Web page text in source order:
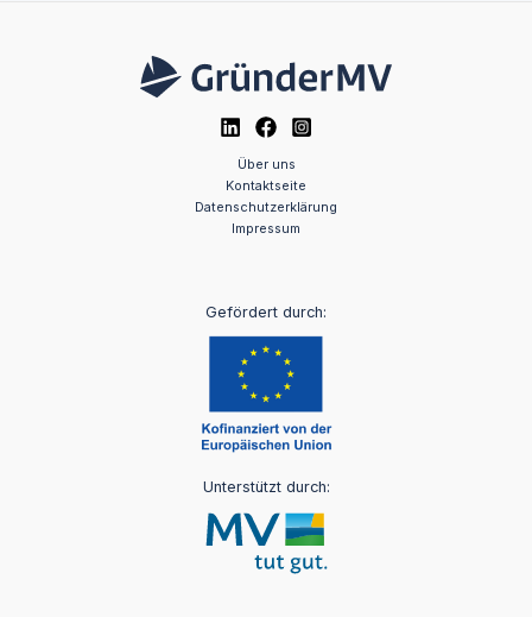
Über uns
Kontaktseite
Datenschutzerklärung
Impressum
Gefördert durch:
Unterstützt durch: